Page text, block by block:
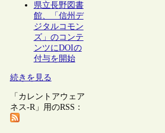
県立長野図書
館、「信州デ
ジタルコモン
ズ」のコンテ
ンツにDOIの
付与を開始
続きを見る
「カレントアウェア
ネス-R」用のRSS：